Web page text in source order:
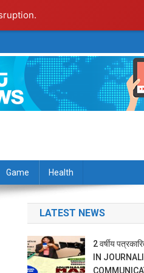
Game Health
LATEST NEWS
2 वर्षीय
IN